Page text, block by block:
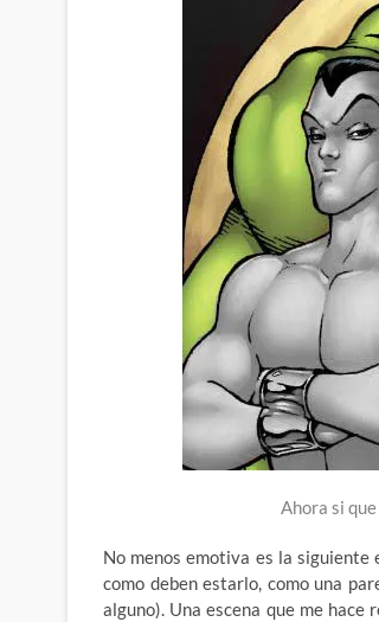
Ahora si
No menos emotiva es la
como deben estarlo, como una
alguno). Una escena que me